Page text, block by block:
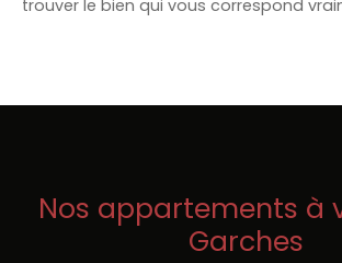
trouver le bien qui vous correspond
Nos appartements à
Garches